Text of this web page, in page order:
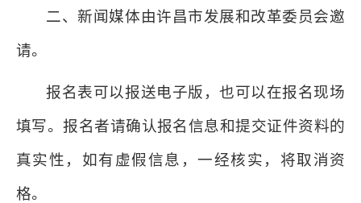
二、新闻媒体由许昌市发展和改革委员会邀
请。
报名表可以报送电子版，也可以在报名现场
填写。报名者请确认报名信息和提交证件资料的
真实性，如有虚假信息，一经核实，将取消资
格。